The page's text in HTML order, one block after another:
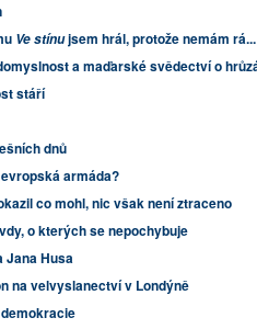
Ve stínujsem hrál, protože nemám rá...
a maďarské svědectví o
stáří
dnů
armáda?
co mohl, nic však není ztraceno
o kterých se nepochybuje
Jana Husa
na velvyslanectví v Londýně